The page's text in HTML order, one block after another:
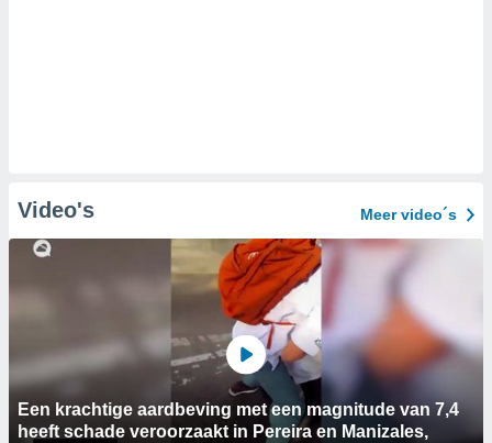
Video's Meer video´s
Een krachtige aardbeving met een magnitude van 7,4
heeft schade veroorzaakt in Pereira en Manizales,